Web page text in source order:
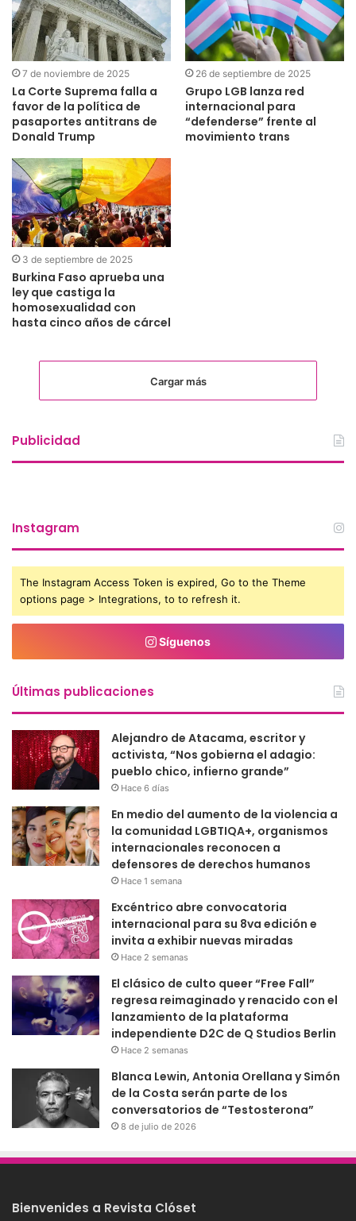
7 de noviembre de 2025
La Corte Suprema falla a
favor de la política de
pasaportes antitrans de
Donald Trump
26 de septiembre de 2025
Grupo LGB lanza red
internacional para
“defenderse” frente al
movimiento trans
3 de septiembre de 2025
Burkina Faso aprueba una
ley que castiga la
homosexualidad con
hasta cinco años de cárcel
Cargar más
Publicidad
Instagram
The Instagram Access Token is expired, Go to the Theme
options page > Integrations, to to refresh it.
Síguenos
Últimas publicaciones
Alejandro de Atacama, escritor y
activista, “Nos gobierna el adagio:
Hace 6 días
En medio del aumento de la violencia a
la comunidad LGBTIQA+, organismos
internacionales reconocen a
internacional para su 8va edición e